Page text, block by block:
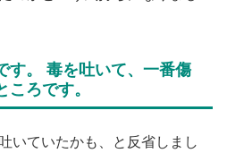
す。 毒を吐いて、一番傷
ろです。
いていたかも、と反省しまし